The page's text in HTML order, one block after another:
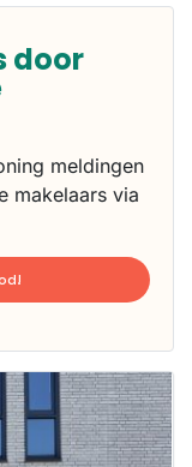
door
meldingen
makelaars via